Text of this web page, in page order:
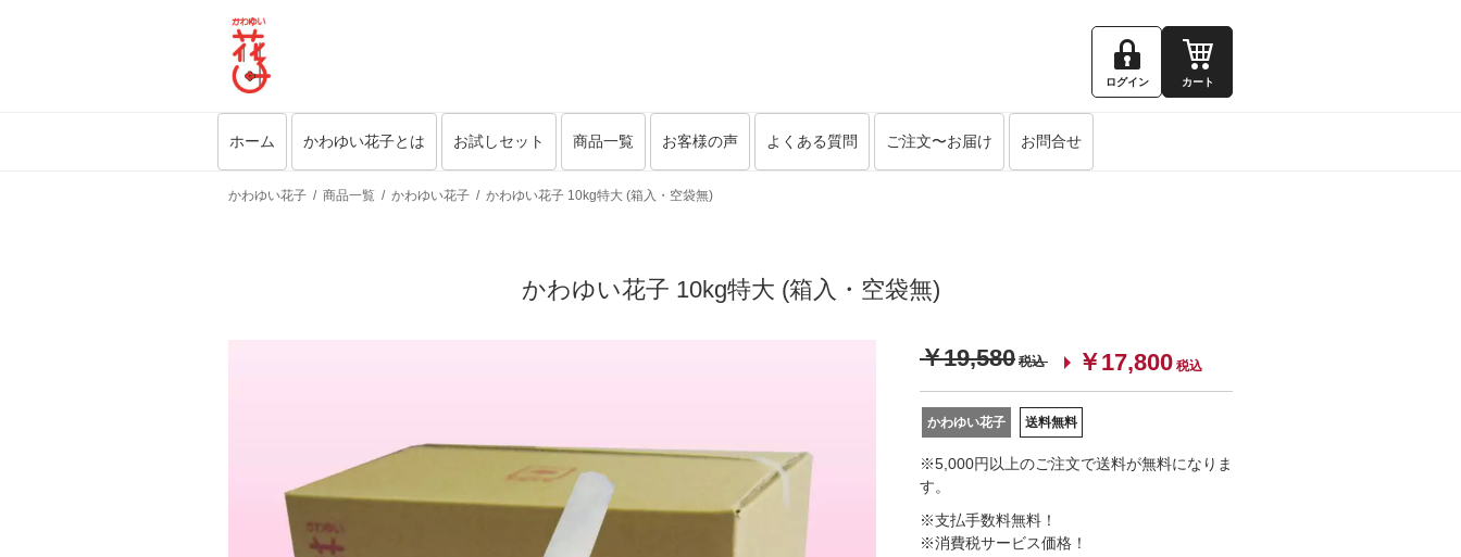
ログイン カート
ホーム かわゆい花子とは お試しセット 商品一覧 お客様の声 よくある質問 ご注文〜お届け お問合せ
かわゆい花子 商品一覧 かわゆい花子 かわゆい花子 10kg特大 (箱入・空袋無)
かわゆい花子 10kg特大 (箱入・空袋無)
￥19,580 税込 ￥17,800 税込
かわゆい花子 送料無料
※5,000円以上のご注文で送料が無料になりま
す。
※支払手数料無料！
※消費税サービス価格！